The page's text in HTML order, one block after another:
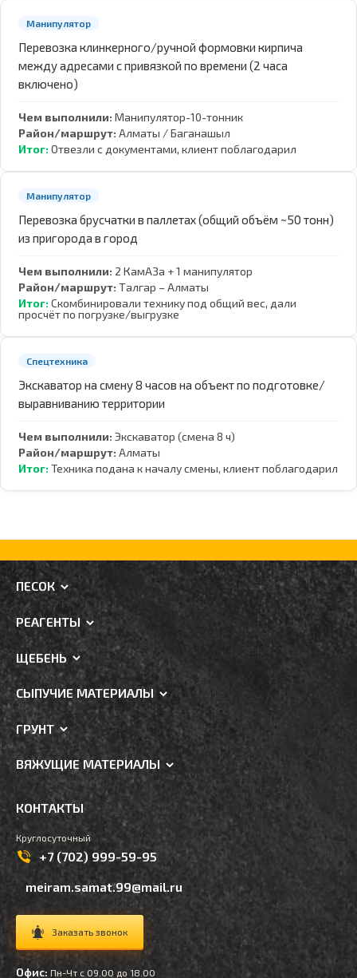
Манипулятор
Перевозка клинкерного/ручной формовки кирпича
между адресами с привязкой по времени (2 часа
включено)
Чем выполнили: Манипулятор-10-тонник
Район/маршрут: Алматы / Баганашыл
Итог:Отвезли с документами, клиент поблагодарил
Манипулятор
Перевозка брусчатки в паллетах (общий объём ~50 тонн)
из пригорода в город
Чем выполнили: 2 КамАЗа + 1 манипулятор
Район/маршрут: Талгар – Алматы
Итог:Скомбинировали технику под общий вес, дали
просчёт по погрузке/выгрузке
Спецтехника
Экскаватор на смену 8 часов на объект по подготовке/
выравниванию территории
Чем выполнили: Экскаватор (смена 8 ч)
Район/маршрут: Алматы
Итог:Техника подана к началу смены, клиент поблагодарил
ПЕСОК
РЕАГЕНТЫ
ЩЕБЕНЬ
СЫПУЧИЕ МАТЕРИАЛЫ
ГРУНТ
ВЯЖУЩИЕ МАТЕРИАЛЫ
КОНТАКТЫ
Круглосуточный
+7 (702) 999-59-95
meiram.samat.99@mail.ru
Заказать звонок
Офис: Пн-Чт с 09.00 до 18.00